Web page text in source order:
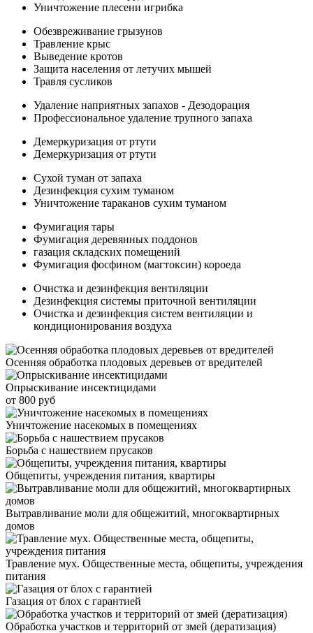
Уничтожение плесени игрибка
Обезвреживание грызунов
Травление крыс
Выведение кротов
Защита населения от летучих мышей
Травля сусликов
Удаление наприятных запахов - Дезодорация
Профессиональное удаление трупного запаха
Демеркуризация от ртути
Демеркуризация от ртути
Сухой туман от запаха
Дезинфекция сухим туманом
Уничтожение тараканов сухим туманом
Фумигация тары
Фумигация деревянных поддонов
газация складских помещений
Фумигация фосфином (магтоксин) короеда
Очистка и дезинфекция вентиляции
Дезинфекция системы приточной вентиляции
Очистка и дезинфекция систем вентиляции и
кондиционирования воздуха
Осенняя обработка плодовых деревьев от вредителей
Опрыскивание инсектицидами
от 800 руб
Уничтожение насекомых в помещениях
Борьба с нашествием прусаков
Общепиты, учреждения питания, квартиры
Вытравливание моли для общежитий, многоквартирных
домов
Травление мух. Общественные места, общепиты, учреждения
питания
Газация от блох с гарантией
Обработка участков и территорий от змей (дератизация)